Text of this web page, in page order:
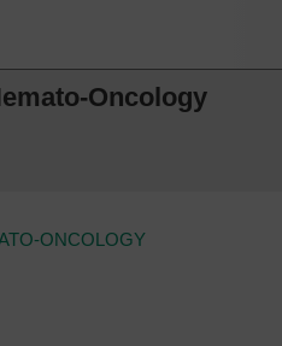
Oncology
ONCOLOGY